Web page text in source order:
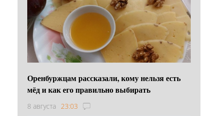
Оренбуржцам рассказали, кому нельзя есть
мёд и как его правильно выбирать
8 августа 23:03